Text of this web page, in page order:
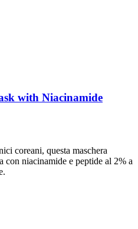
with Niacinamide
coreani, questa maschera
con niacinamide e peptide al 2% a